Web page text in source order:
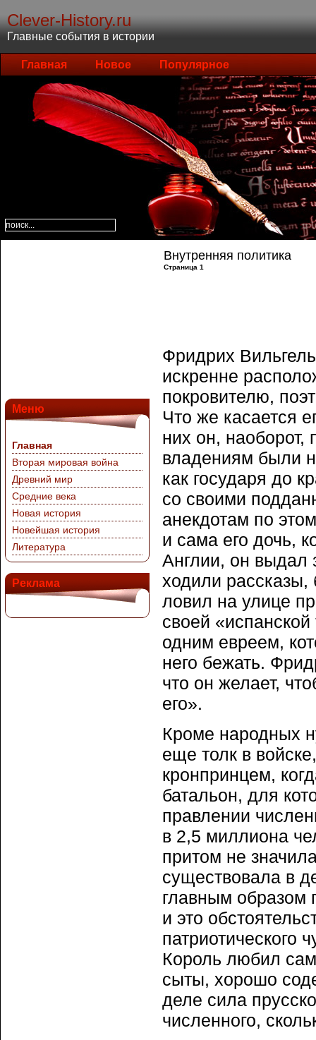
Clever-History.ru
Главные события в истории
Главная Новое Популярное
Меню
Главная
Вторая мировая война
Древний мир
Средние века
Новая история
Новейшая история
Литература
Реклама
Внутренняя политика
Страница 1
Фридрих
искренне
покровителю,
Что же касается
них он, наоборот,
владениям были
как государя до
со своими
анекдотам по
и сама его дочь,
Англии, он выдал
ходили рассказы,
ловил на улице
своей
одним евреем,
него бежать.
что он желает,
его».
Кроме народных
еще толк в
кронпринцем,
батальон, для
правлении
в 2,5 миллиона
притом не
существовала в
главным образом
и это
патриотического
Король любил
сыты, хорошо
деле сила
численного,